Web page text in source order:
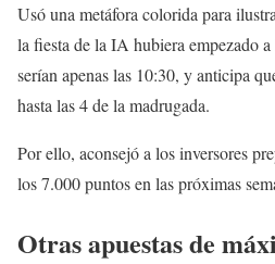
Usó una metáfora colorida para
la fiesta de la IA hubiera empezado
serían apenas las 10:30, y anticipa
hasta las 4 de la madrugada.
Por ello, aconsejó a los inversores
los 7.000 puntos en las próximas
Otras apuestas de